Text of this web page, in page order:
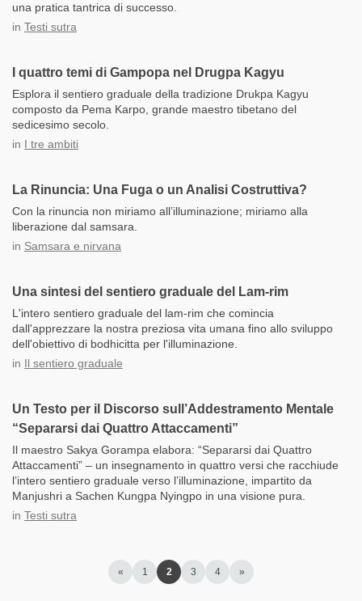
una pratica tantrica di successo.
in Testi sutra
I quattro temi di Gampopa nel Drugpa Kagyu
Esplora il sentiero graduale della tradizione Drukpa Kagyu
composto da Pema Karpo, grande maestro tibetano del
sedicesimo secolo.
in I tre ambiti
La Rinuncia: Una Fuga o un Analisi Costruttiva?
Con la rinuncia non miriamo all’illuminazione; miriamo alla
liberazione dal samsara.
in Samsara e nirvana
Una sintesi del sentiero graduale del Lam-rim
L'intero sentiero graduale del lam-rim che comincia
dall'apprezzare la nostra preziosa vita umana fino allo sviluppo
dell'obiettivo di bodhicitta per l'illuminazione.
in Il sentiero graduale
Un Testo per il Discorso sull’Addestramento Mentale
“Separarsi dai Quattro Attaccamenti”
Il maestro Sakya Gorampa elabora: “Separarsi dai Quattro
Attaccamenti” – un insegnamento in quattro versi che racchiude
l’intero sentiero graduale verso l’illuminazione, impartito da
Manjushri a Sachen Kungpa Nyingpo in una visione pura.
in Testi sutra
« 1 2 3 4 »